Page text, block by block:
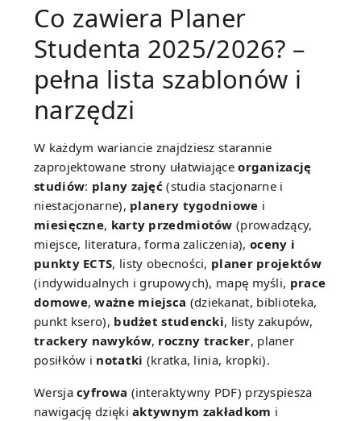
Co zawiera Planer
Studenta 2025/2026? –
pełna lista szablonów i
narzędzi
W każdym wariancie znajdziesz starannie
zaprojektowane strony ułatwiająceorganizację
studiów: plany zajęć (studia stacjonarne i
niestacjonarne), planery tygodniowe i
miesięczne, karty przedmiotów (prowadzący,
miejsce, literatura, forma zaliczenia),oceny i
punkty ECTS, listy obecności, planer projektów
(indywidualnych i grupowych), mapę myśli, prace
domowe,ważne miejsca (dziekanat, biblioteka,
punkt ksero), budżet studencki, listy zakupów,
trackery nawyków, roczny tracker, planer
posiłków i notatki (kratka, linia, kropki).
Wersjacyfrowa (interaktywny PDF) przyspiesza
nawigację dziękiaktywnym zakładkom i